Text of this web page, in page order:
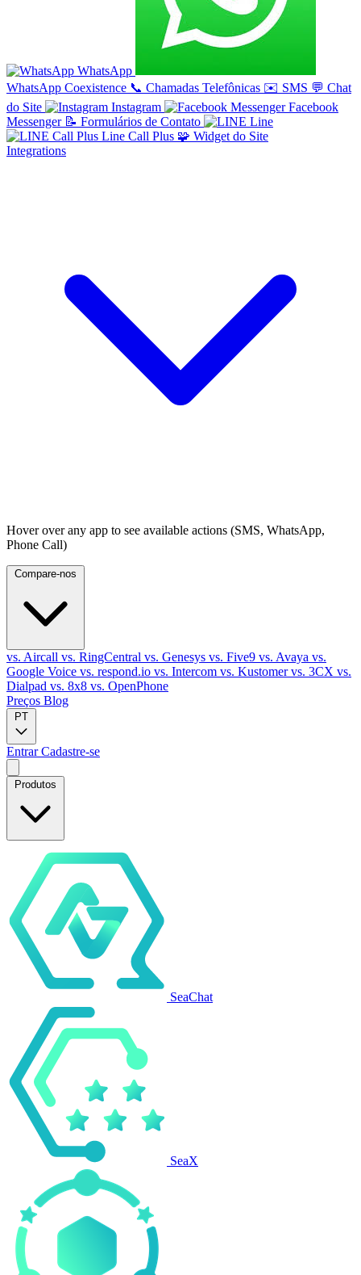
WhatsApp
WhatsApp Coexistence 📞 Chamadas Telefônicas ✉️ SMS 💬 Chat
do Site
Instagram
Facebook
Messenger 📝 Formulários de Contato
Line
Line Call Plus 🧩 Widget do Site
Integrations
Hover over any app to see available actions (SMS, WhatsApp,
Phone Call)
vs. Aircall vs. RingCentral vs. Genesys vs. Five9 vs. Avaya vs.
Google Voice vs. respond.io vs. Intercom vs. Kustomervs. 3CX vs.
Dialpad vs. 8x8 vs. OpenPhone
Preços Blog
PT
EntrarCadastre-se
Produtos
SeaChat
SeaX